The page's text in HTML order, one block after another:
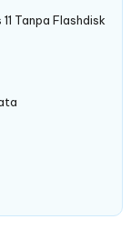
Tanpa Flashdisk